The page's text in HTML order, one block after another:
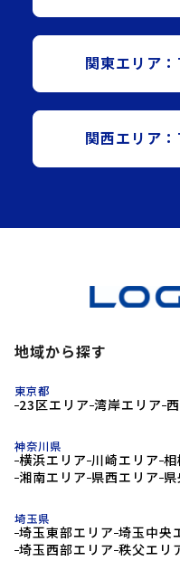
関東エリア
関西エリア
地域から探す
東京都
23区エリア 湾岸エリア
神奈川県
横浜エリア 川崎エリア
湘南エリア 県西エリア
埼玉県
埼玉東部エリア 埼玉中央
埼玉西部エリア 秩父エリ